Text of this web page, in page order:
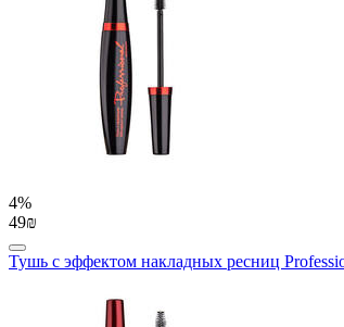
4%
49₪
Тушь с эффектом накладных ресниц